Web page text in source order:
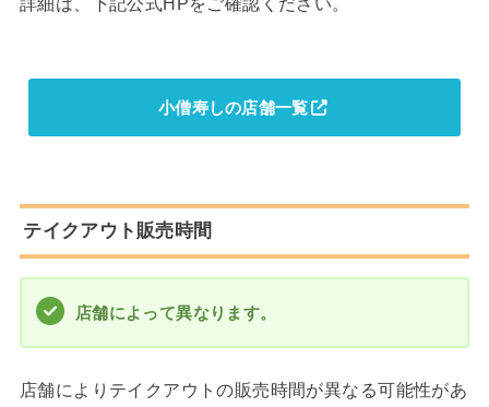
小僧寿しの店舗一覧
テイクアウト販売時間
店舗によって異なります。
店舗によりテイクアウトの販売時間が異なる可能性があ